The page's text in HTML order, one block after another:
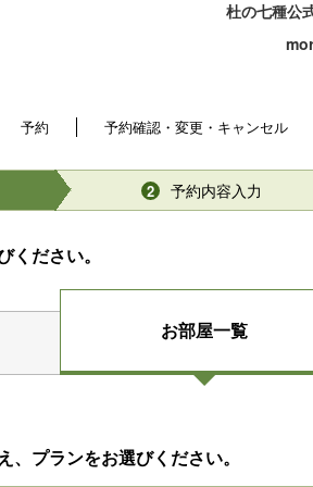
杜の七種公
予約 予約確認・変更・キャンセル
2 予約内容入力
ください。
お部屋一覧
プランをお選びください。